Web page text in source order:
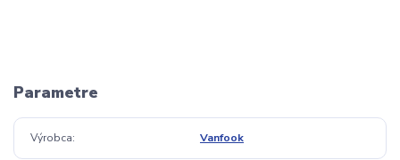
Parametre
Výrobca Vanfook